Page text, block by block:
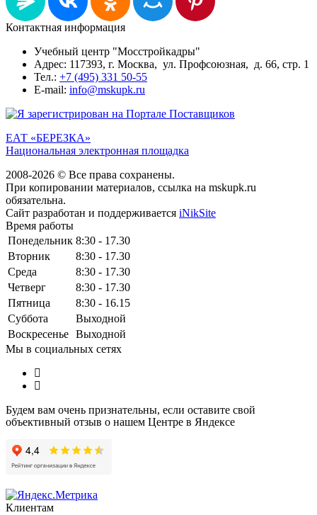
Контактная информация
Учебный центр "Мосстройкадры"
Адрес: 117393, г. Москва, ул. Профсоюзная, д. 66, стр. 1
Тел.: +7 (495) 331 50-55
E-mail: info@mskupk.ru
ЕАТ «БЕРЕЗКА»
Национальная электронная площадка
2008-2026 © Все права сохранены.
При копировании материалов, ссылка на mskupk.ru
обязательна.
Сайт разработан и поддерживается iNikSite
Время работы
Понедельник 8:30 - 17.30
Вторник
8:30 - 17.30
Среда
8:30 - 17.30
Четверг
8:30 - 17.30
Пятница
8:30 - 16.15
Суббота
Выходной
Воскресенье Выходной
Мы в социальных сетях
Будем вам очень признательны, если оставите свой
объективный отзыв о нашем Центре в Яндексе
Клиентам